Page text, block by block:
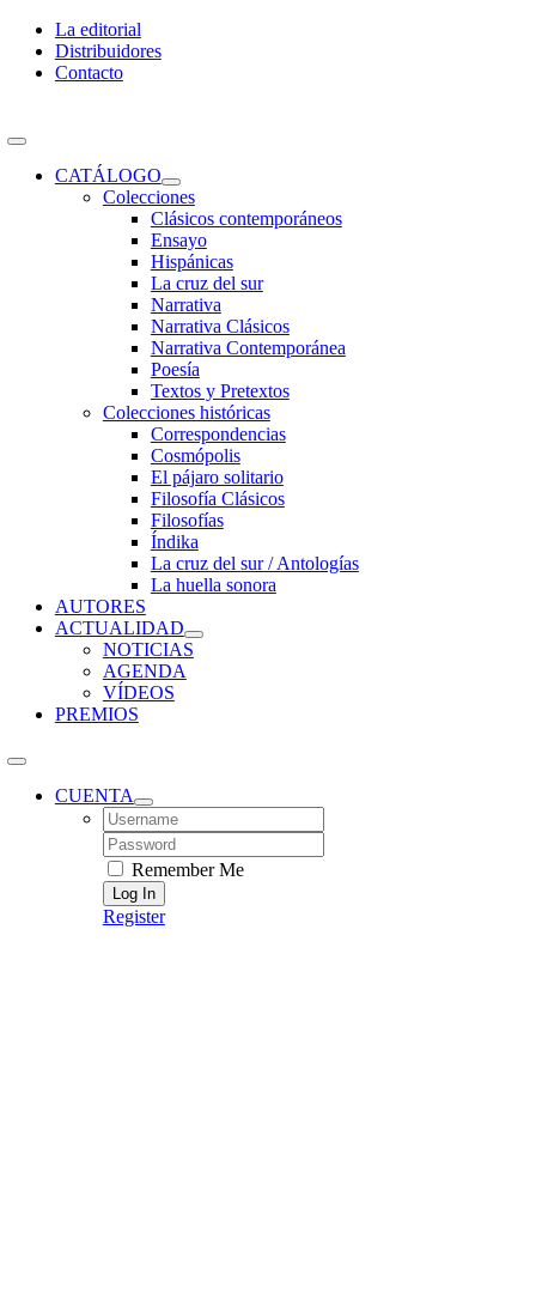
Skip
content
La editorial
Distribuidores
Contacto
Toggle
NavigationCATÁLOGO
Colecciones
Clásicos contemporáneos
Ensayo
Hispánicas
La cruz del sur
Narrativa
Narrativa Clásicos
Narrativa Contemporánea
Poesía
Textos y Pretextos
Colecciones históricas
Correspondencias
Cosmópolis
El pájaro solitario
Filosofía Clásicos
Filosofías
Índika
La cruz del sur / Antologías
La huella sonora
AUTORES
ACTUALIDAD
NOTICIAS
AGENDA
VÍDEOS
PREMIOS
CUENTA
Username:
Password:
Remember Me
Register